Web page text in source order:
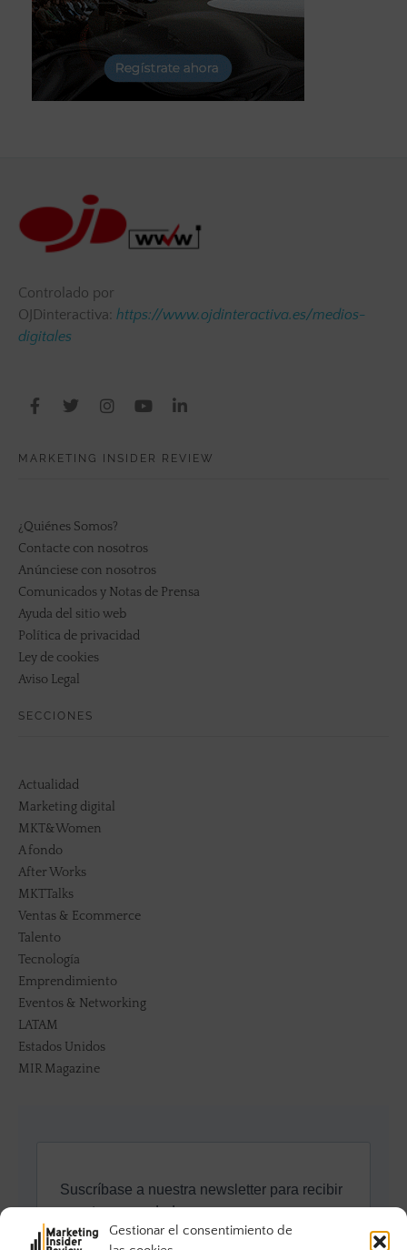
Gestionar el consentimiento de
Controlado por
OJDinteractiva: https://www.ojdinteractiva.es/medios-
digitales
MARKETING INSIDER REVIEW
¿Quiénes Somos?
Contacte con nosotros
Anúnciese con nosotros
Comunicados y Notas de Prensa
Ayuda del sitio web
Política de privacidad
Ley de cookies
Aviso Legal
SECCIONES
Actualidad
Marketing digital
MKT&Women
A fondo
After Works
MKTTalks
Ventas & Ecommerce
Talento
Tecnología
Emprendimiento
Eventos & Networking
LATAM
Estados Unidos
MIR Magazine